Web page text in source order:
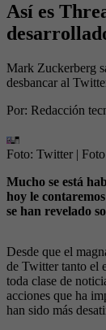
Así es
Mark Zuckerberg
desbancar al
Por: Redacción
Foto: Twitter |
Mucho se está
hoy le
se han revelado
Desde que el
de Twitter tanto el
toda clase de
acciones que ha
han sido más